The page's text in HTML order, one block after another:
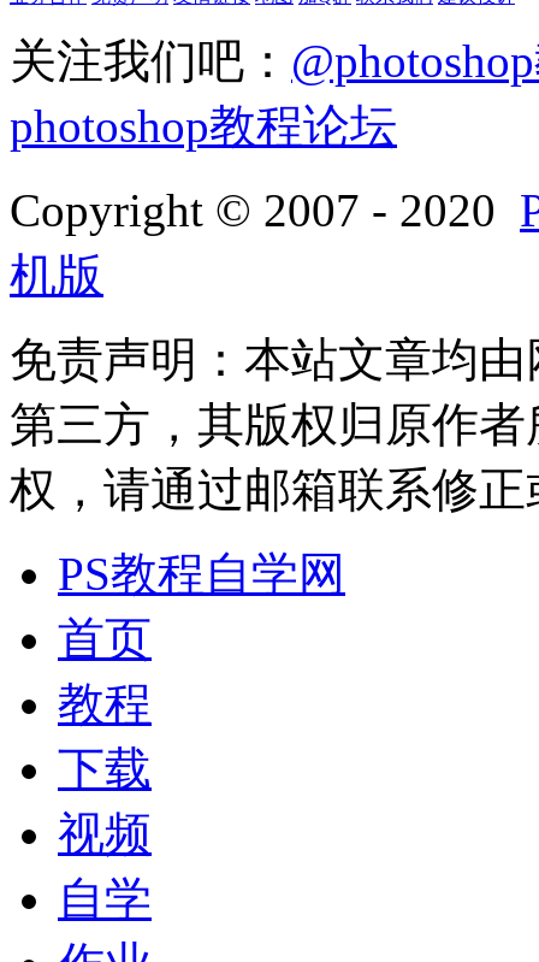
关注我们吧：
photoshop教程论坛
Copyright © 2007 - 2020
机版
免责声明：本站文章均
第三方，其版权归原作
权，请通过邮箱联系修正
PS教程自学网
首页
教程
下载
视频
自学